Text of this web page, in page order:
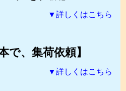
▼詳しくはこちら
で、集荷依頼】
▼詳しくはこちら